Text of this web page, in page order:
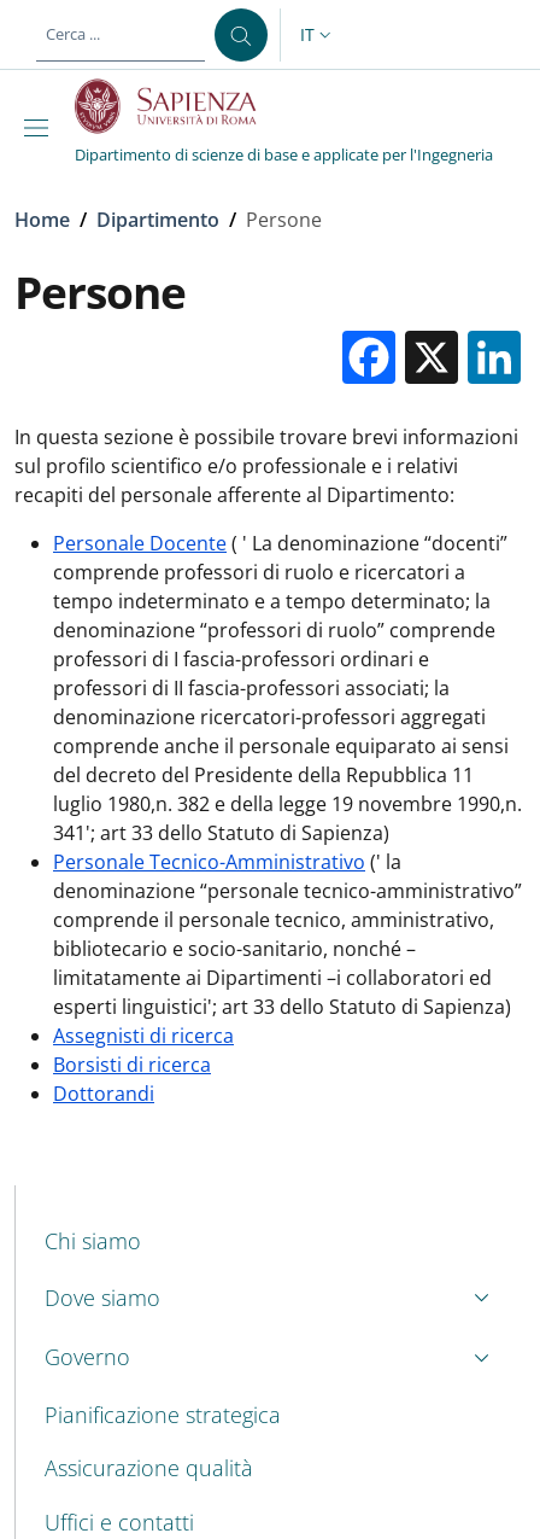
al contenuto principale
SELETTORE LINGUA:
IT
Dipartimento di scienze di base e applicate per l'Ingegneria
Briciole di pane
Home / Dipartimento / Persone
Persone
X
In questa sezione è possibile trovare brevi informazioni
sul profilo scientifico e/o professionale e i relativi
recapiti del personale afferente al Dipartimento:
Personale Docente( ' La denominazione “docenti”
comprende professori di ruolo e ricercatori a
tempo indeterminato e a tempo determinato; la
denominazione “professori di ruolo” comprende
professori di I fascia-professori ordinari e
professori di II fascia-professori associati; la
denominazione ricercatori-professori aggregati
comprende anche il personale equiparato ai sensi
del decreto del Presidente della Repubblica 11
luglio 1980,n. 382 e della legge 19 novembre 1990,n.
341'; art 33 dello Statuto di Sapienza)
Personale Tecnico-Amministrativo (' la
denominazione “personale tecnico-amministrativo”
comprende il personale tecnico, amministrativo,
bibliotecario e socio-sanitario, nonché –
limitatamente ai Dipartimenti –i collaboratori ed
esperti linguistici'; art 33 dello Statuto di Sapienza)
Assegnisti di ricerca
Borsisti di ricerca
Dottorandi
MENU CEV SECOND NAVIGATION
Chi siamo
Dove siamo
Governo
Pianificazione strategica
Assicurazione qualità
Uffici e contatti